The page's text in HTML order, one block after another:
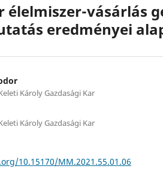
élelmiszer-vásárlás
eredményei
Károly Gazdasági Kar
Károly Gazdasági Kar
10.15170/MM.2021.55.01.06